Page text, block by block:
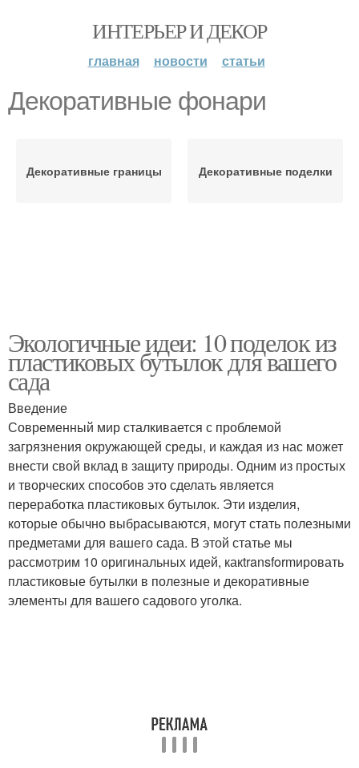
ИНТЕРЬЕР И ДЕКОР
главная новости статьи
Декоративные фонари
Декоративные границы Декоративные поделки
Экологичные идеи: 10 поделок из
пластиковых бутылок для вашего
сада
Введение
Современный мир сталкивается с проблемой
загрязнения окружающей среды, и каждая из нас может
внести свой вклад в защиту природы. Одним из простых
и творческих способов это сделать является
переработка пластиковых бутылок. Эти изделия,
которые обычно выбрасываются, могут стать полезными
предметами для вашего сада. В этой статье мы
рассмотрим 10 оригинальных идей, какtransformировать
пластиковые бутылки в полезные и декоративные
элементы для вашего садового уголка.